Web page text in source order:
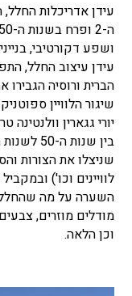
עידן אדריכלות
ושפע דקורטיבי,
עידן עיצוב החלל,
הברית ורוסיה
שניצלו את הצורות
לוויינים וכו')
השערה על מה שהחלל
מודלים מוזרים,
וכן הלאה.